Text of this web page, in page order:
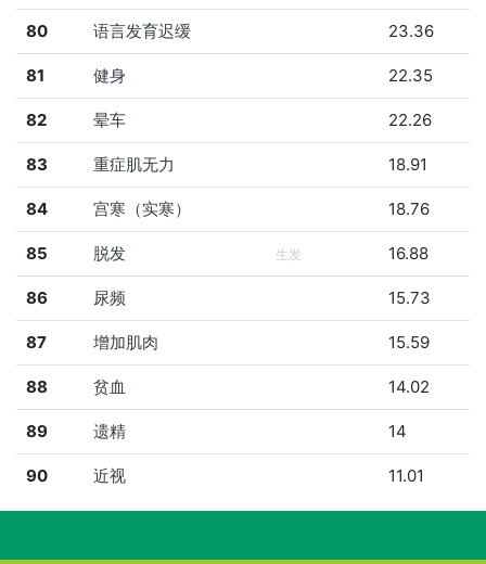
80 语言发育迟缓 23.36
81 健身 22.35
82 晕车 22.26
83 重症肌无力 18.91
84 宫寒（实寒） 18.76
85 脱发 生发 16.88
86 尿频 15.73
87 增加肌肉 15.59
88 贫血 14.02
89 遗精 14
90 近视 11.01